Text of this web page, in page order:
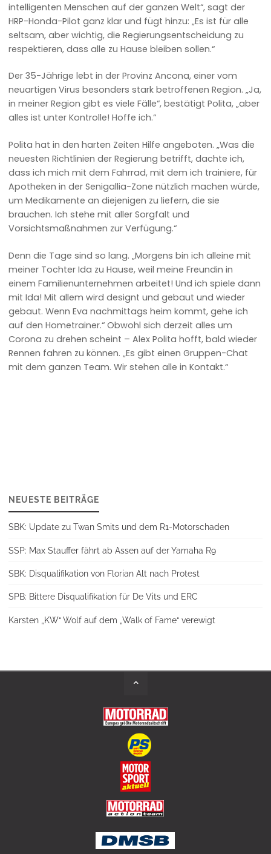
intelligenten Menschen auf der ganzen Welt“, sagt der
HRP-Honda-Pilot ganz klar und fügt hinzu: „Es ist für alle
seltsam, aber wichtig, die Regierungsentscheidung zu
respektieren, dass alle zu Hause bleiben sollen.“
Der 35-Jährige lebt in der Provinz Ancona, einer vom
neuartigen Virus besonders stark betroffenen Region. „Ja,
in meiner Region gibt es viele Fälle“, bestätigt Polita, „aber
alles ist unter Kontrolle! Hoffe ich.“
Polita hat in den harten Zeiten Hilfe angeboten. „Was die
neuesten Richtlinien der Regierung betrifft, dachte ich,
dass ich mich mit dem Fahrrad, mit dem ich trainiere, für
Apotheken in der Senigallia-Zone nützlich machen würde,
um Medikamente an diejenigen zu liefern, die sie
brauchen. Ich stehe mit aller Sorgfalt und
Vorsichtsmaßnahmen zur Verfügung.“
Denn die Tage sind so lang. „Morgens bin ich alleine mit
meiner Tochter Ida zu Hause, weil meine Freundin in
einem Familienunternehmen arbeitet! Und ich spiele dann
mit Ida! Mit allem wird designt und gebaut und wieder
gebaut. Wenn Eva nachmittags heim kommt, gehe ich
auf den Hometrainer.“ Obwohl sich derzeit alles um
Corona zu drehen scheint – Alex Polita hofft, bald wieder
Rennen fahren zu können. „Es gibt einen Gruppen-Chat
mit dem ganzen Team. Wir stehen alle in Kontakt.“
NEUESTE BEITRÄGE
SBK: Update zu Twan Smits und dem R1-Motorschaden
SSP: Max Stauffer fährt ab Assen auf der Yamaha R9
SBK: Disqualifikation von Florian Alt nach Protest
SPB: Bittere Disqualifikation für De Vits und ERC
Karsten „KW“ Wolf auf dem „Walk of Fame“ verewigt
Back